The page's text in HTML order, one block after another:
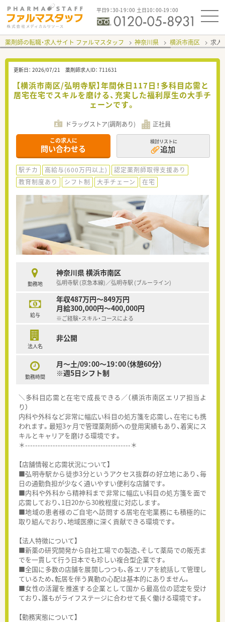
平日9：30-19：00 土日10：00-19：00
薬剤師の転職・求人サイト ファルマスタッフ 神奈川県 横浜市南区 求人
更新日： 2026/07/21 薬剤師求人ID： 711631
【横浜市南区/弘明寺駅】年間休日117日！多科目応需と
居宅在宅でスキルを磨ける、充実した福利厚生の大手チ
ェーンです。
ドラッグストア(調剤あり) 正社員
この求人に
問い合わせる
検討リストに
追加
駅チカ 高給与(600万円以上)
認定薬剤師取得支援あり
教育制度あり
シフト制 大手チェーン 在宅
勤務地
神奈川県 横浜市南区
弘明寺駅 (京急本線)／弘明寺駅 (ブルーライン)
給与
年収487万円～849万円
月給300,000円～400,000円
※ご経験・スキル・コースによる
法人名
非公開
勤務時間
月～土/09：00～19：00（休憩60分）
※週5日シフト制
＼多科目応需と在宅で成長できる／（横浜市南区エリア担当よ
り）
内科や外科など非常に幅広い科目の処方箋を応需し、在宅にも携
われます。最短3ヶ月で管理薬剤師への登用実績もあり、着実にス
キルとキャリアを磨ける環境です。
＊------------------------------------------＊
【店舗情報と応需状況について】
■弘明寺駅から徒歩3分というアクセス抜群の好立地にあり、毎
日の通勤負担が少なく通いやすい便利な店舗です。
■内科や外科から精神科まで非常に幅広い科目の処方箋を面で
応需しており、1日20から30枚程度に対応します。
■地域の患者様のご自宅へ訪問する居宅在宅業務にも積極的に
取り組んでおり、地域医療に深く貢献できる環境です。
【法人特徴について】
■新薬の研究開発から自社工場での製造、そして薬局での販売ま
でを一貫して行う日本でも珍しい複合型企業です。
■全国に多数の店舗を展開しつつも、各エリアを統括して管理し
ているため、転居を伴う異動の心配は基本的にありません。
■女性の活躍を推進する企業として国から最高位の認定を受け
ており、誰もがライフステージに合わせて長く働ける環境です。
【勤務実態について】